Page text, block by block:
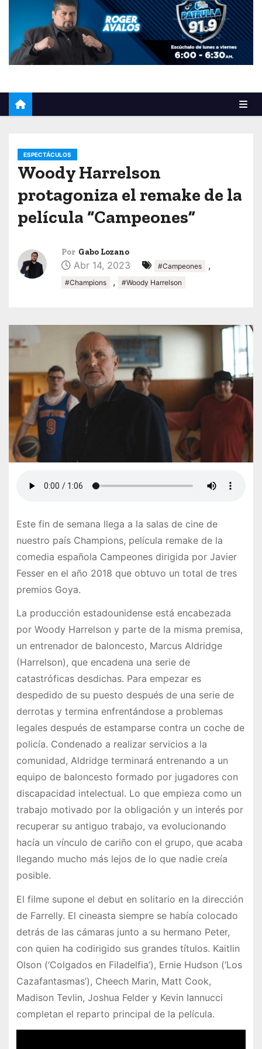
ESPECTÁCULOS
Woody Harrelson
protagoniza el remake de la
película “Campeones”
Por Gabo Lozano
Abr 14, 2023 #Campeones ,
#Champions , #Woody Harrelson
Este fin de semana llega a la salas de cine de
nuestro país Champions, película remake de la
comedia española Campeones dirigida por Javier
Fesser en el año 2018 que obtuvo un total de tres
premios Goya.
La producción estadounidense está encabezada
por Woody Harrelson y parte de la misma premisa,
un entrenador de baloncesto, Marcus Aldridge
(Harrelson), que encadena una serie de
catastróficas desdichas. Para empezar es
despedido de su puesto después de una serie de
derrotas y termina enfrentándose a problemas
legales después de estamparse contra un coche de
policía. Condenado a realizar servicios a la
comunidad, Aldridge terminará entrenando a un
equipo de baloncesto formado por jugadores con
discapacidad intelectual. Lo que empieza como un
trabajo motivado por la obligación y un interés por
recuperar su antiguo trabajo, va evolucionando
hacía un vínculo de cariño con el grupo, que acaba
llegando mucho más lejos de lo que nadie creía
posible.
El filme supone el debut en solitario en la dirección
de Farrelly. El cineasta siempre se había colocado
detrás de las cámaras junto a su hermano Peter,
con quien ha codirigido sus grandes títulos. Kaitlin
Olson (‘Colgados en Filadelfia’), Ernie Hudson (‘Los
Cazafantasmas’), Cheech Marin, Matt Cook,
Madison Tevlin, Joshua Felder y Kevin Iannucci
completan el reparto principal de la película.